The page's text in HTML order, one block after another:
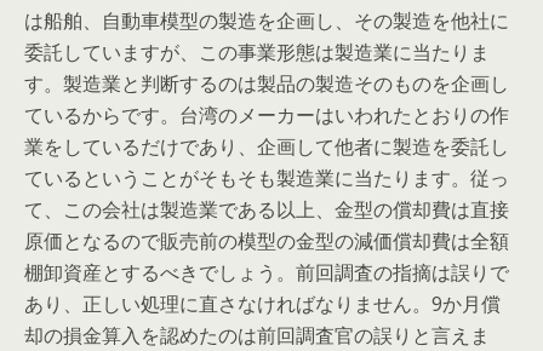
は船舶、自動車模型の製造を企画し、その製造を他社に
委託していますが、この事業形態は製造業に当たりま
す。製造業と判断するのは製品の製造そのものを企画し
ているからです。台湾のメーカーはいわれたとおりの作
業をしているだけであり、企画して他者に製造を委託し
ているということがそもそも製造業に当たります。従っ
て、この会社は製造業である以上、金型の償却費は直接
原価となるので販売前の模型の金型の減価償却費は全額
棚卸資産とするべきでしょう。前回調査の指摘は誤りで
あり、正しい処理に直さなければなりません。9か月償
却の損金算入を認めたのは前回調査官の誤りと言えま